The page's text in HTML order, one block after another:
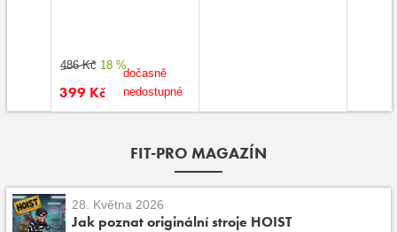
486 Kč 18 %
399 Kč
dočasně
nedostupné
FIT-PRO MAGAZÍN
28. Května 2026
Jak poznat originální stroje HOIST